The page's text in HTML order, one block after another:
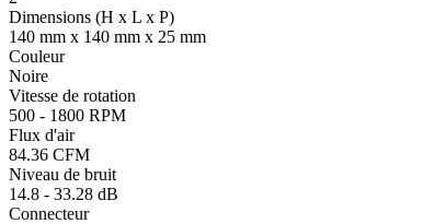
Dimensions (H x L x P)
140 mm x 140 mm x 25 mm
Couleur
Noire
Vitesse de rotation
500 - 1800 RPM
Flux d'air
84.36 CFM
Niveau de bruit
14.8 - 33.28 dB
Connecteur